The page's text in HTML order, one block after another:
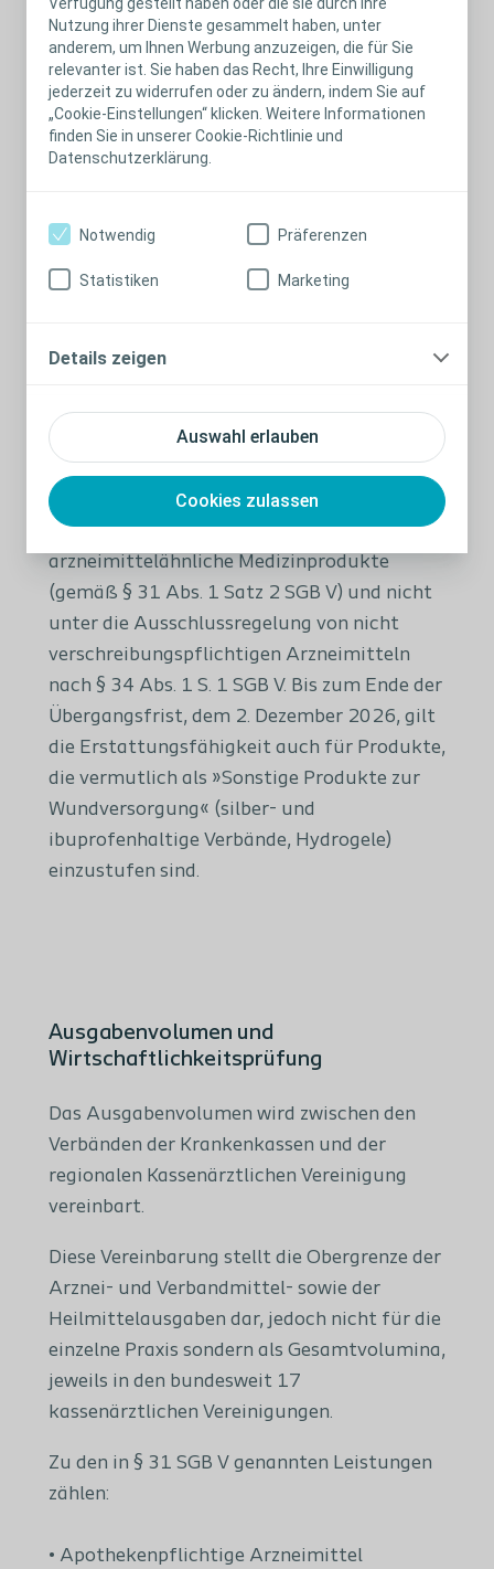
Nutzung ihrer Dienste gesammelt haben, unter
anderem, um Ihnen Werbung anzuzeigen, die für Sie
relevanter ist. Sie haben das Recht, Ihre Einwilligung
jederzeit zu widerrufen oder zu ändern, indem Sie auf
„Cookie-Einstellungen“ klicken. Weitere Informationen
finden Sie in unserer Cookie-Richtlinie und
Datenschutzerklärung.
Auswahl erlauben
Cookies zulassen
Notwendig Präferenzen
Statistiken Marketing
Details zeigen
Medizinprodukte. Verbandmittel unterliegen
als Medizinprodukte insbesondere den
Regelungen des nationalen
Medizinprodukterechtes (MPDG) und der
Europäischen Medizinprodukte Verordnung
Dies gilt auch für so genannte „aktive
Wundauflagen“, d. h. solche Wundauflagen,
die Wirkstoffe, wie z. B. Silberionen oder
die Wunde abgeben.
Moderne Wundversorgungsprodukte sind
nach § 31 SGB V als Verbandmittel in der
gesetzlichen Krankenversicherung
verordnungsfähig. Verbandmittel fallen
nicht unter die Regelung für
arzneimittelähnliche Medizinprodukte
(gemäß § 31 Abs. 1 Satz 2 SGB V) und nicht
unter die Ausschlussregelung von nicht
verschreibungspflichtigen Arzneimitteln
nach § 34 Abs. 1 S. 1 SGB V. Bis zum Ende der
Übergangsfrist, dem 2. Dezember 2026, gilt
die Erstattungsfähigkeit auch für Produkte,
die vermutlich als »Sonstige Produkte zur
Wundversorgung« (silber- und
ibuprofenhaltige Verbände, Hydrogele)
einzustufen sind.
Ausgabenvolumen und
Wirtschaftlichkeitsprüfung
Das Ausgabenvolumen wird zwischen den
Verbänden der Krankenkassen und der
regionalen Kassenärztlichen Vereinigung
vereinbart.
Diese Vereinbarung stellt die Obergrenze der
Arznei- und Verbandmittel- sowie der
Heilmittelausgaben dar, jedoch nicht für die
einzelne Praxis sondern als Gesamtvolumina,
jeweils in den bundesweit 17
kassenärztlichen Vereinigungen.
Zu den in § 31 SGB V genannten Leistungen
zählen:
• Apothekenpflichtige Arzneimittel